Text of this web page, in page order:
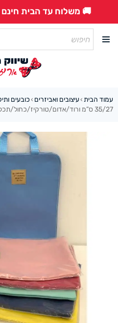
🚚 משלוח עד הבית חינם
עמוד הבית ›עיצובים ואביזרים › כובעים
35/27 ס”מ ורוד/אדום/טורקיז/כחול/תכלת/צהוב